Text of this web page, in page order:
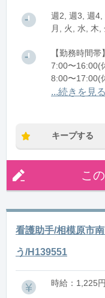
週2, 週3, 週4,
月, 火, 水, 木,
【勤務時間
7:00〜16:00(
8:00〜17:00(
12:00〜
...続きを見る
キープする
こ
看護助手/相模原市
う/H139551
時給：1,225